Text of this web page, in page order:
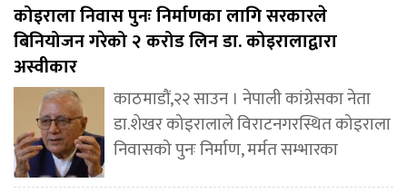
कोइराला निवास पुनः निर्माणका लागि सरकारले
बिनियोजन गरेको २ करोड लिन डा. कोइरालाद्वारा
अस्वीकार
काठमाडौं,२२ साउन । नेपाली कांग्रेसका नेता
डा.शेखर कोइरालाले विराटनगरस्थित कोइराला
निवासको पुनः निर्माण, मर्मत सम्भारका